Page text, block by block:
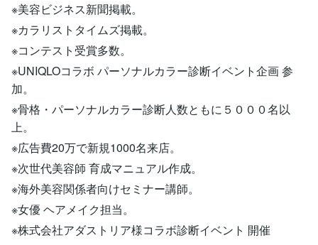
※美容ビジネス新聞掲載。
※カラリストタイムズ掲載。
※コンテスト受賞多数。
※UNIQLOコラボ パーソナルカラー診断イベント企画 参
加。
※骨格・パーソナルカラー診断人数ともに５０００名以
上。
※広告費20万で新規1000名来店。
※次世代美容師 育成マニュアル作成。
※海外美容関係者向けセミナー講師。
※女優 ヘアメイク担当。
※株式会社アダストリア様コラボ診断イベント 開催